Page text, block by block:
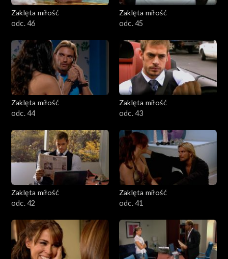
Zaklęta miłość
odc. 46
Zaklęta miłość
odc. 45
Zaklęta miłość
odc. 44
Zaklęta miłość
odc. 43
Zaklęta miłość
odc. 42
Zaklęta miłość
odc. 41